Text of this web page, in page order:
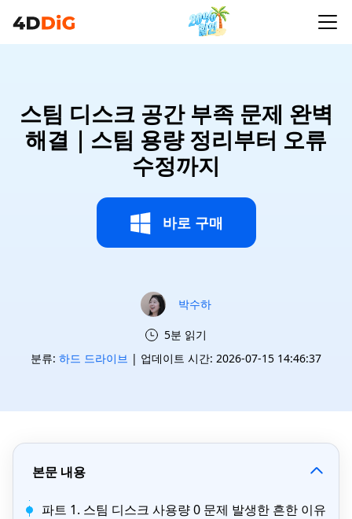
스팀 디스크 공간 부족 문제 완벽
해결｜스팀 용량 정리부터 오류
수정까지
바로 구매
박수하
5분 읽기
분류: 하드 드라이브 | 업데이트 시간: 2026-07-15 14:46:37
본문 내용
파트 1. 스팀 디스크 사용량 0 문제 발생한 흔한 이유